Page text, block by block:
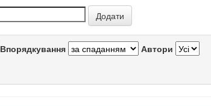
Впорядкування Автори